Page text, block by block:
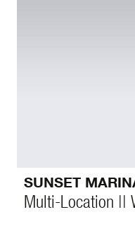
SUNSET
Multi-Location ||